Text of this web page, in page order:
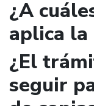
¿A
aplica la
¿El
seguir